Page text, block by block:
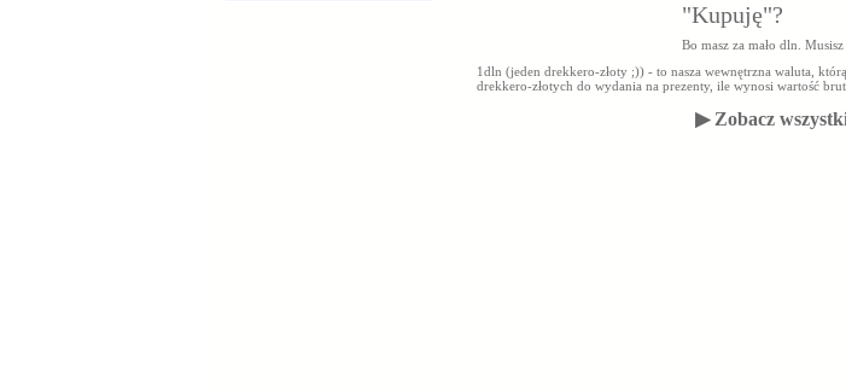
"Kupuję"?
Bo masz za mało dln.
1dln (jeden drekkero-złoty ;)) - to nasza wewnętrzna waluta,
drekkero-złotych do wydania na prezenty, ile wynosi wartość
▶ Zobacz